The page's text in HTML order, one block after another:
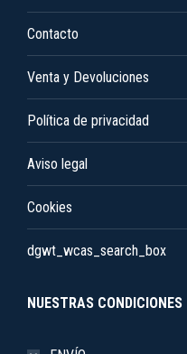
Contacto
Venta y Devoluciones
Política de privacidad
Aviso legal
Cookies
dgwt_wcas_search_box
NUESTRAS CONDICIONES